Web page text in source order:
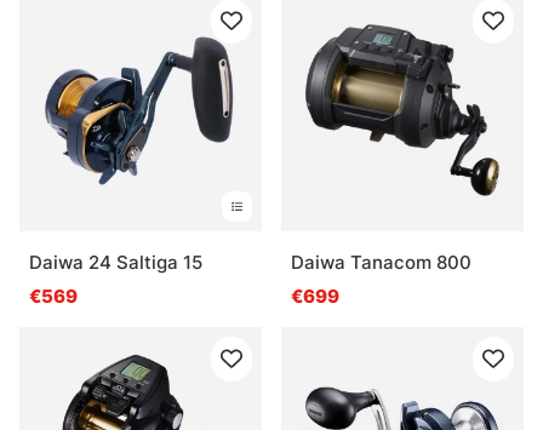
Daiwa 24 Saltiga 15
€569
Daiwa Tanacom 800
€699